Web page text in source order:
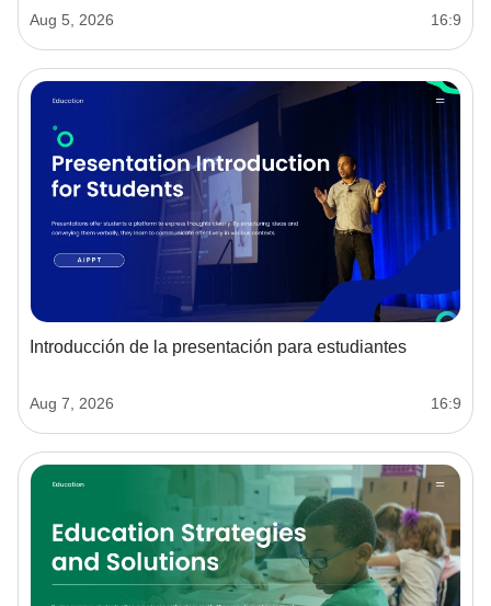
Aug 5, 2026 16:9
Introducción de la presentación para estudiantes
Aug 7, 2026 16:9